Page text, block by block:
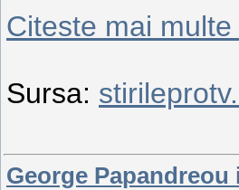
Citeste mai
Sursa:
George Papandreou